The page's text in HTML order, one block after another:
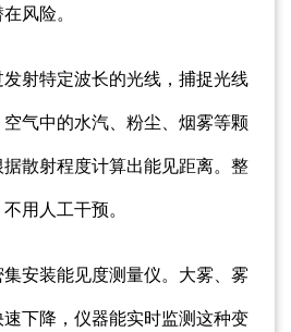
风险。
射特定波长的光线，捕捉光线
气中的水汽、粉尘、烟雾等颗
散射程度计算出能见距离。整
用人工干预。
安装能见度测量仪。大雾、雾
下降，仪器能实时监测这种变